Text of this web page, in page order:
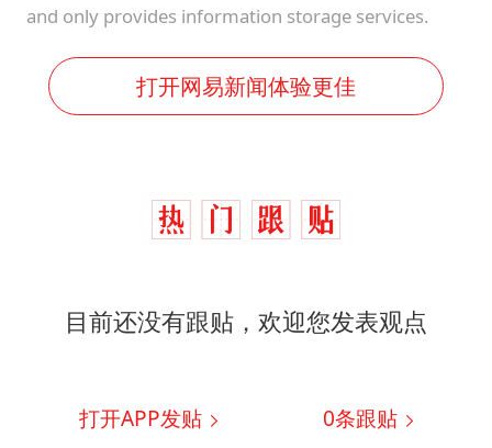
and only provides information storage services.
打开网易新闻体验更佳
目前还没有跟贴，欢迎您发表观点
打开APP发贴 0条跟贴